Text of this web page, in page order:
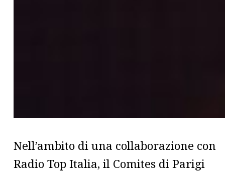
Nell’ambito di una collaborazione con
Radio Top Italia, il Comites di Parigi